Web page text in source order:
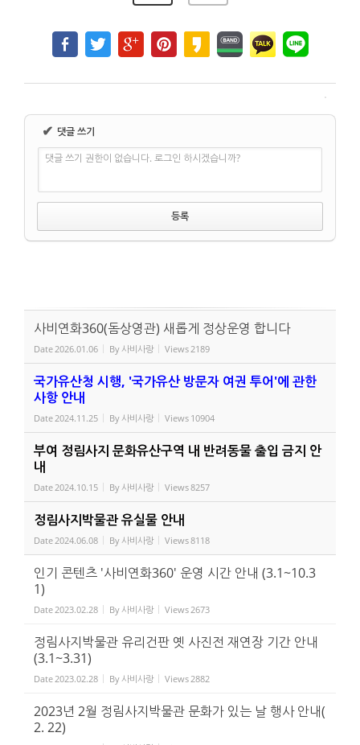
✔ 댓글 쓰기
댓글 쓰기 권한이 없습니다. 로그인 하시겠습니까?
사비연화360(돔상영관) 새롭게 정상운영 합니다
Date2026.01.06 By사비사랑 Views2189
국가유산청 시행, '국가유산 방문자 여권 투어'에 관한
사항 안내
Date2024.11.25 By사비사랑 Views 10904
부여 정림사지 문화유산구역 내 반려동물 출입 금지 안
내
Date2024.10.15 By사비사랑 Views8257
정림사지박물관 유실물 안내
Date2024.06.08 By사비사랑 Views8118
인기 콘텐츠 '사비연화360' 운영 시간 안내 (3.1~10.3
1)
Date2023.02.28 By사비사랑 Views2673
정림사지박물관 유리건판 옛 사진전 재연장 기간 안내
(3.1~3.31)
Date2023.02.28 By사비사랑 Views2882
2023년 2월 정림사지박물관 문화가 있는 날 행사 안내(
2. 22)